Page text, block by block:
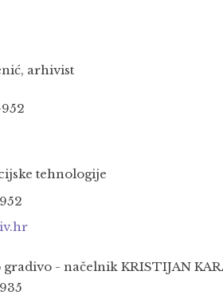
arhivist
tehnologije
gradivo - načelnik KRISTIJAN